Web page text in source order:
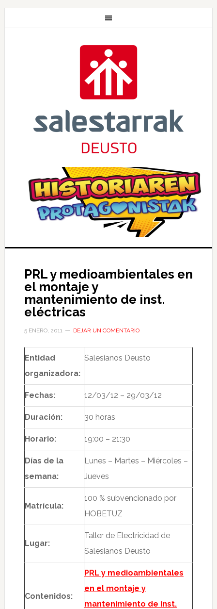
PRL y medioambientales en
el montaje y
mantenimiento de inst.
eléctricas
5 ENERO, 2011 DEJAR UN COMENTARIO
Entidad
organizadora:
Salesianos Deusto
Fechas: 12/03/12 – 29/03/12
Duración: 30 horas
Horario: 19:00 – 21:30
Días de la
semana:
Lunes – Martes – Miércoles –
Jueves
Matrícula:
100 % subvencionado por
HOBETUZ
Lugar:
Taller de Electricidad de
Salesianos Deusto
Contenidos:
PRL y medioambientales
en el montaje y
mantenimiento de inst.